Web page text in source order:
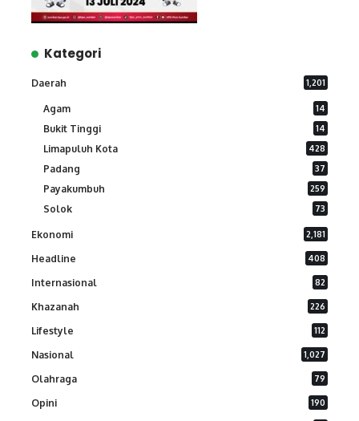
Kategori
Daerah 1,201
Agam 14
Bukit Tinggi 14
Limapuluh Kota 428
Padang 37
Payakumbuh 259
Solok 73
Ekonomi 2,181
Headline 408
Internasional 82
Khazanah 226
Lifestyle 112
Nasional 1,027
Olahraga 79
Opini 190